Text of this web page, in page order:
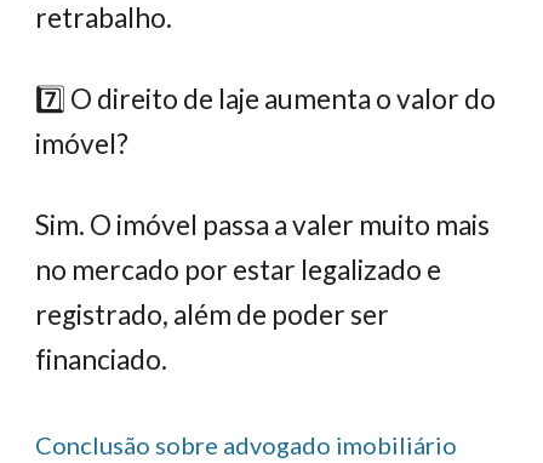
retrabalho.
7️⃣ O direito de laje aumenta o valor do
imóvel?
Sim. O imóvel passa a valer muito mais
no mercado por estar legalizado e
registrado, além de poder ser
financiado.
Conclusão sobre advogado imobiliário